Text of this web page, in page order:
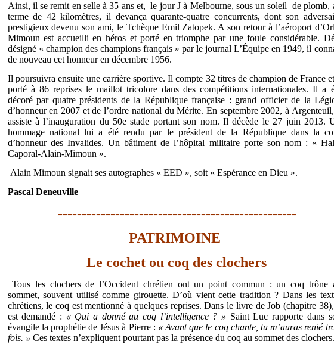
Ainsi, il se remit en selle à 35 ans et, le jour J à Melbourne, sous un soleil de plomb,
terme de 42 kilomètres, il devança quarante-quatre concurrents, dont son
prestigieux devenu son ami, le Tchèque Emil Zatopek. A son retour à l’aéroport
Mimoun est accueilli en héros et porté en triomphe par une foule considérable.
désigné « champion des champions français » par le journal L’Équipe en 1949, il
de nouveau cet honneur en décembre 1956.
Il poursuivra ensuite une carrière sportive. Il compte 32 titres de champion de France
porté à 86 reprises le maillot tricolore dans des compétitions internationales. Il a
décoré par quatre présidents de la République française : grand officier de la
d’honneur en 2007 et de l’ordre national du Mérite. En septembre 2002, à
assiste à l’inauguration du 50e stade portant son nom. Il décède le 27 juin 2013.
hommage national lui a été rendu par le président de la République dans la
d’honneur des Invalides. Un bâtiment de l’hôpital militaire porte son nom : «
Caporal-Alain-Mimoun ».
Alain Mimoun signait ses autographes « EED », soit « Espérance en Dieu ».
Pascal Deneuville
--------------------------------------------------
PATRIMOINE
Le cochet ou coq des clochers
Tous les clochers de l’Occident chrétien ont un point commun : un coq trône
sommet, souvent utilisé comme girouette. D’où vient cette tradition ? Dans les
chrétiens, le coq est mentionné à quelques reprises. Dans le livre de Job (chapitre
est demandé : « Qui a donné au coq l’intelligence ? » Saint Luc rapporte dans
évangile la prophétie de Jésus à Pierre : « Avant que le coq chante, tu m’auras renié
fois. » Ces textes n’expliquent pourtant pas la présence du coq au sommet des clochers.